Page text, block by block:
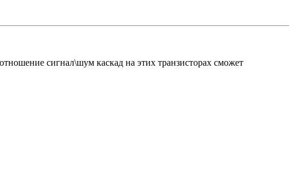
сигнал\шум каскад на этих транзисторах сможет